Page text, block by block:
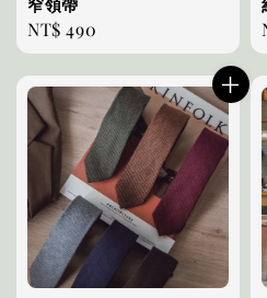
窄領帶
Regular
price
NT$ 490